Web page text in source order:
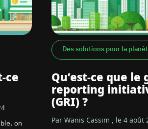
ce
on
Des solutions pour la
Qu’est-ce que le
reporting
(GRI) ?
Par Wanis Cassim , le 4 août